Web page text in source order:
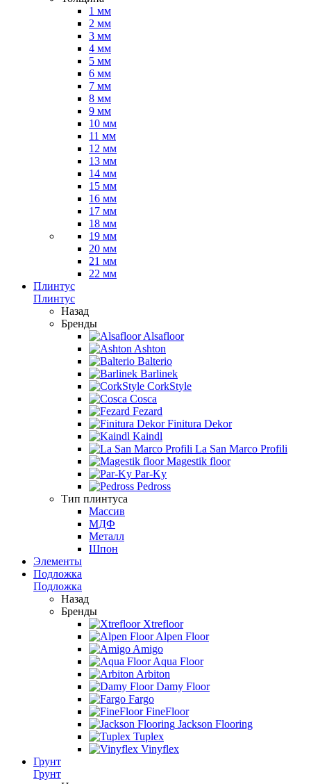
1 мм
2 мм
3 мм
4 мм
5 мм
6 мм
7 мм
8 мм
9 мм
10 мм
11 мм
12 мм
13 мм
14 мм
15 мм
16 мм
17 мм
18 мм
19 мм
20 мм
21 мм
22 мм
Плинтус
Плинтус
Назад
Бренды
Alsafloor
Ashton
Balterio
Barlinek
CorkStyle
Cosca
Fezard
Finitura Dekor
Kaindl
La San Marco Profili
Magestik floor
Par-Ky
Pedross
Тип плинтуса
Массив
МДФ
Металл
Шпон
Элементы
Подложка
Подложка
Назад
Бренды
Xtrefloor
Alpen Floor
Amigo
Aqua Floor
Arbiton
Damy Floor
Fargo
FineFloor
Jackson Flooring
Tuplex
Vinyflex
Грунт
Грунт